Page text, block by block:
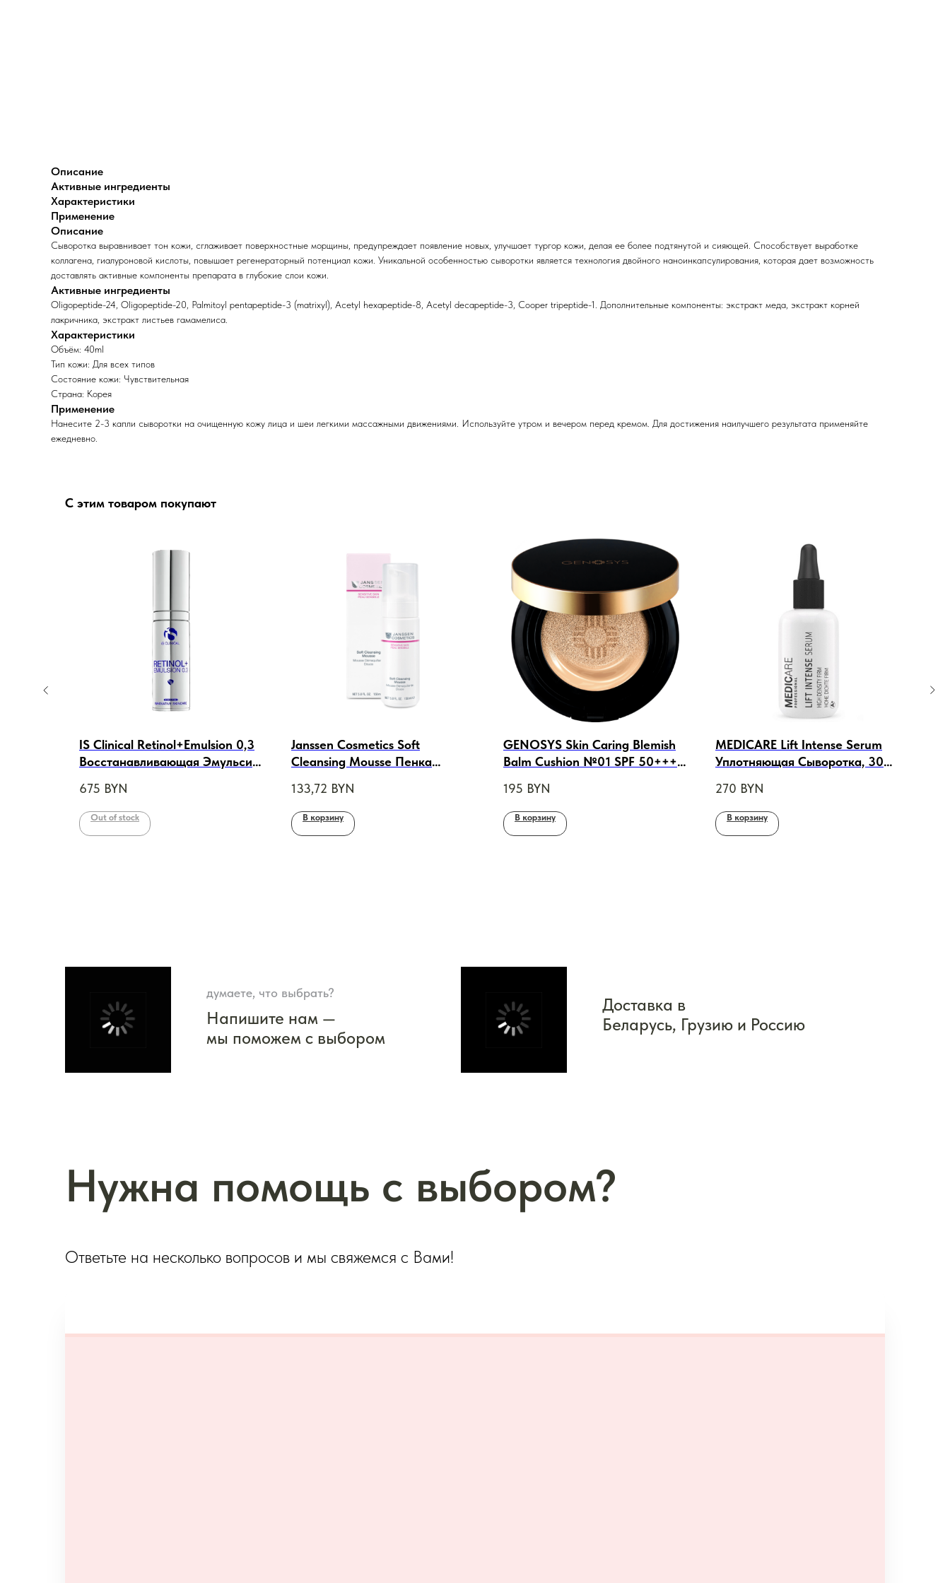
Описание
Активные ингредиенты
Характеристики
Применение
Описание
Сыворотка выравнивает тон кожи, сглаживает поверхностные морщины, предупреждает появление новых, улучшает тургор кожи, делая ее более подтянутой и сияющей. Способствует выработке
коллагена, гиалуроновой кислоты, повышает регенераторный потенциал кожи. Уникальной особенностью сыворотки является технология двойного наноинкапсулирования, которая дает возможность
доставлять активные компоненты препарата в глубокие слои кожи.
Активные ингредиенты
Oligopeptide-24, Oligopeptide-20, Palmitoyl pentapeptide-3 (matrixyl), Acetyl hexapeptide-8, Acetyl decapeptide-3, Cooper tripeptide-1. Дополнительные компоненты: экстракт меда, экстракт корней
лакричника, экстракт листьев гамамелиса.
Характеристики
Объём: 40ml
Тип кожи: Для всех типов
Состояние кожи: Чувствительная
Страна: Корея
Применение
Нанесите 2-3 капли сыворотки на очищенную кожу лица и шеи легкими массажными движениями. Используйте утром и вечером перед кремом. Для достижения наилучшего результата применяйте
ежедневно.
С этим товаром покупают
IS Clinical Retinol+Emulsion 0,3
Восстанавливающая Эмульсия
675 BYN
Out of stock
Janssen Cosmetics Soft
Cleansing Mousse Пенка
150ml
133,72 BYN
В корзину
GENOSYS Skin Caring Blemish
Balm Cushion №01 SPF 50++++
Для Лица со Сменным Блоком
Тон 01, 2×15 ml
195 BYN
В корзину
MEDICARE Lift Intense Serum
Уплотняющая Сыворотка, 30
270 BYN
В корзину
думаете, что выбрать?
Напишите нам —
мы поможем с выбором
Доставка в
Беларусь, Грузию и Россию
Нужна помощь с выбором?
Ответьте на несколько вопросов и мы свяжемся с Вами!